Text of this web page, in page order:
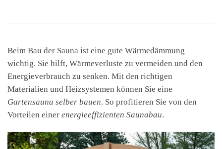
Beim Bau der Sauna ist eine gute Wärmedämmung
wichtig. Sie hilft, Wärmeverluste zu vermeiden und den
Energieverbrauch zu senken. Mit den richtigen
Materialien und Heizsystemen können Sie eine
Gartensauna selber bauen. So profitieren Sie von den
Vorteilen einer energieeffizienten Saunabau.